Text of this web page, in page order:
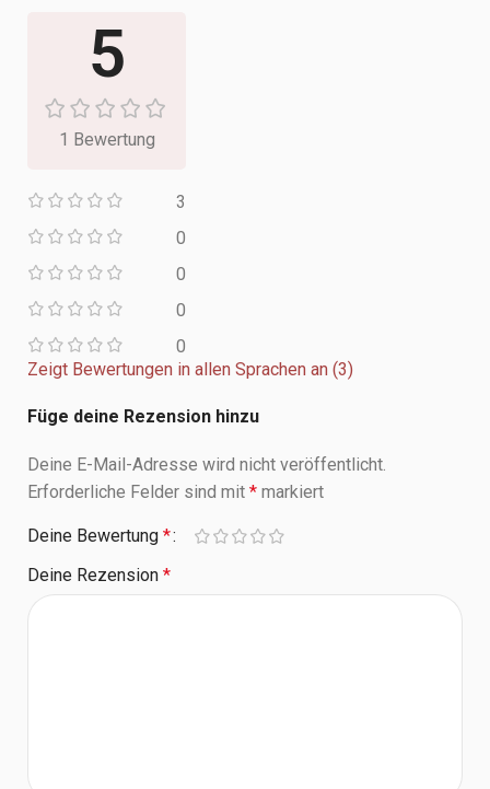
5
1 Bewertung
3
0
0
0
0
Zeigt Bewertungen in allen Sprachen an (3)
Füge deine Rezension hinzu
Deine E-Mail-Adresse wird nicht veröffentlicht.
Erforderliche Felder sind mit * markiert
Deine Bewertung *
Deine Rezension *